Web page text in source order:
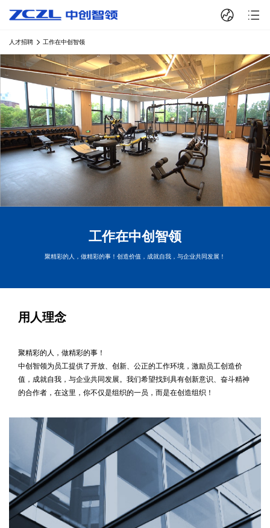
人才招聘 工作在中创智领
工作在中创智领
聚精彩的人，做精彩的事！创造价值，成就自我，与企业共同发展！
用人理念
聚精彩的人，做精彩的事！
中创智领为员工提供了开放、创新、公正的工作环境，激励员工创造价
值，成就自我，与企业共同发展。我们希望找到具有创新意识、奋斗精神
的合作者，在这里，你不仅是组织的一员，而是在创造组织！